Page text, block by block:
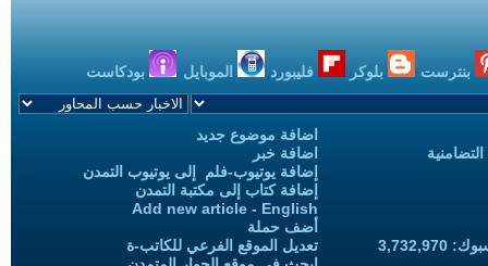
بنترست بلوكر فليبورد الموبايل بودكاست
اضافة موضوع جديد
اضافة خبر
إضافة يوتيوب-فلم إلى يوتيوب التمدن
إضافة كتاب إلى مكتبة التمدن
Add new article - English
أضف حملة
تعديل الموقع الفرعي للكاتب-ة